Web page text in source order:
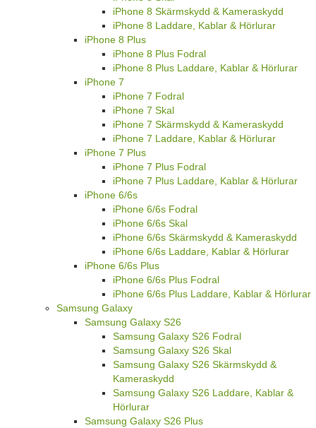
iPhone 8 Skärmskydd & Kameraskydd
iPhone 8 Laddare, Kablar & Hörlurar
iPhone 8 Plus
iPhone 8 Plus Fodral
iPhone 8 Plus Laddare, Kablar & Hörlurar
iPhone 7
iPhone 7 Fodral
iPhone 7 Skal
iPhone 7 Skärmskydd & Kameraskydd
iPhone 7 Laddare, Kablar & Hörlurar
iPhone 7 Plus
iPhone 7 Plus Fodral
iPhone 7 Plus Laddare, Kablar & Hörlurar
iPhone 6/6s
iPhone 6/6s Fodral
iPhone 6/6s Skal
iPhone 6/6s Skärmskydd & Kameraskydd
iPhone 6/6s Laddare, Kablar & Hörlurar
iPhone 6/6s Plus
iPhone 6/6s Plus Fodral
iPhone 6/6s Plus Laddare, Kablar & Hörlurar
Samsung Galaxy
Samsung Galaxy S26
Samsung Galaxy S26 Fodral
Samsung Galaxy S26 Skal
Samsung Galaxy S26 Skärmskydd &
Kameraskydd
Samsung Galaxy S26 Laddare, Kablar &
Hörlurar
Samsung Galaxy S26 Plus